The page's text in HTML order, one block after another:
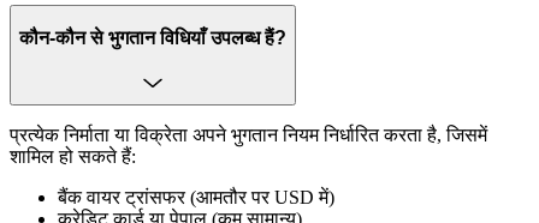
कौन-कौन से भुगतान विधियाँ उपलब्ध हैं?
प्रत्येक निर्माता या विक्रेता अपने भुगतान नियम निर्धारित करता है, जिसमें
शामिल हो सकते हैं:
बैंक वायर ट्रांसफर (आमतौर पर USD में)
क्रेडिट कार्ड या पेपाल (कम सामान्य)